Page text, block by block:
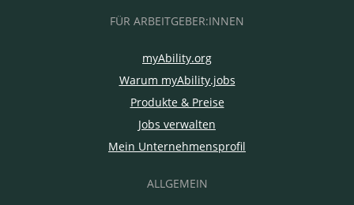
FÜR ARBEITGEBER:INNEN
myAbility.org
Warum myAbility.jobs
Produkte & Preise
Jobs verwalten
Mein Unternehmensprofil
ALLGEMEIN